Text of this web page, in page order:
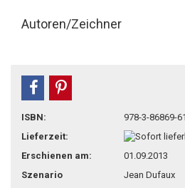
Autoren/Zeichner
teilen
ISBN:
978-3-86869-
Lieferzeit:
Erschienen am:
01.09.2013
Szenario
Jean Dufaux